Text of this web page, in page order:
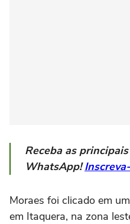
Receba as
WhatsApp!
Moraes foi clicado em
em Itaquera, na zona